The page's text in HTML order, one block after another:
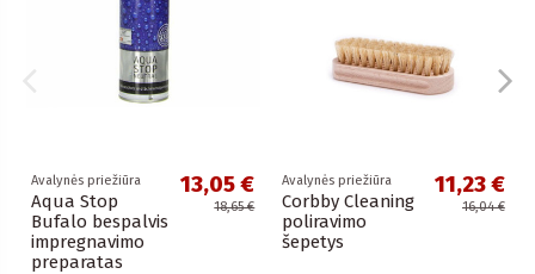
Avalynės priežiūra
Aqua Stop
Bufalo bespalvis
impregnavimo
preparatas
13,05 €
18,65 €
Avalynės priežiūra
Corbby Cleaning
poliravimo
šepetys
11,23 €
16,04 €